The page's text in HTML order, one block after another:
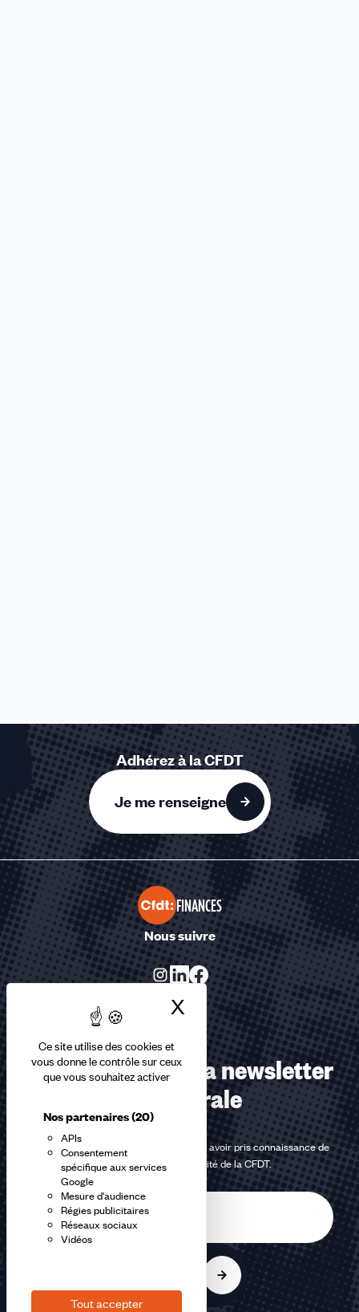
Ce site utilise des cookies et
vous donne le contrôle sur ceux
que vous souhaitez activer
Nos partenaires(20)
APIs
Consentement
spécifique aux services
Google
Mesure d'audience
Régies publicitaires
Réseaux sociaux
Vidéos
Tout accepter
X Masquer le
Adhérez à la CFDT
Je me renseigne
FINANCES
Nous suivre
Abonnez-vous à la newsletter
confédérale
En m'inscrivant à la newsletter, j'affirme avoir pris connaissance de
lapolitique de confidentialité de la CFDT.